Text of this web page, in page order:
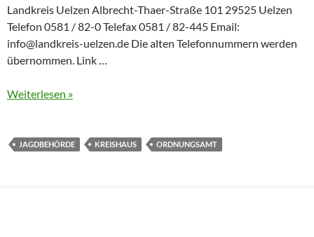
Landkreis Uelzen Albrecht-Thaer-Straße 101 29525 Uelzen
Telefon 0581 / 82-0 Telefax 0581 / 82-445 Email:
info@landkreis-uelzen.de Die alten Telefonnummern werden
übernommen. Link …
Weiterlesen »
JAGDBEHÖRDE KREISHAUS ORDNUNGSAMT